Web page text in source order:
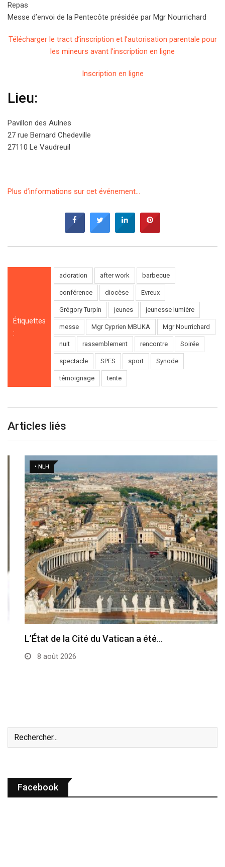
Repas
Messe d’envoi de la Pentecôte présidée par Mgr Nourrichard
Télécharger le tract d’inscription et l’autorisation parentale pour
les mineurs avant l’inscription en ligne
Inscription en ligne
Lieu:
Pavillon des Aulnes
27 rue Bernard Chedeville
27110 Le Vaudreuil
Plus d’informations sur cet événement…
Étiquettes
:
adoration after work barbecue
conférence diocèse Evreux
Grégory Turpin jeunes jeunesse lumière
messe Mgr Cyprien MBUKA Mgr Nourrichard
nuit rassemblement rencontre Soirée
spectacle SPES sport Synode
témoignage tente
Articles liés
L’État de la Cité du Vatican a été…
8 août 2026
Facebook